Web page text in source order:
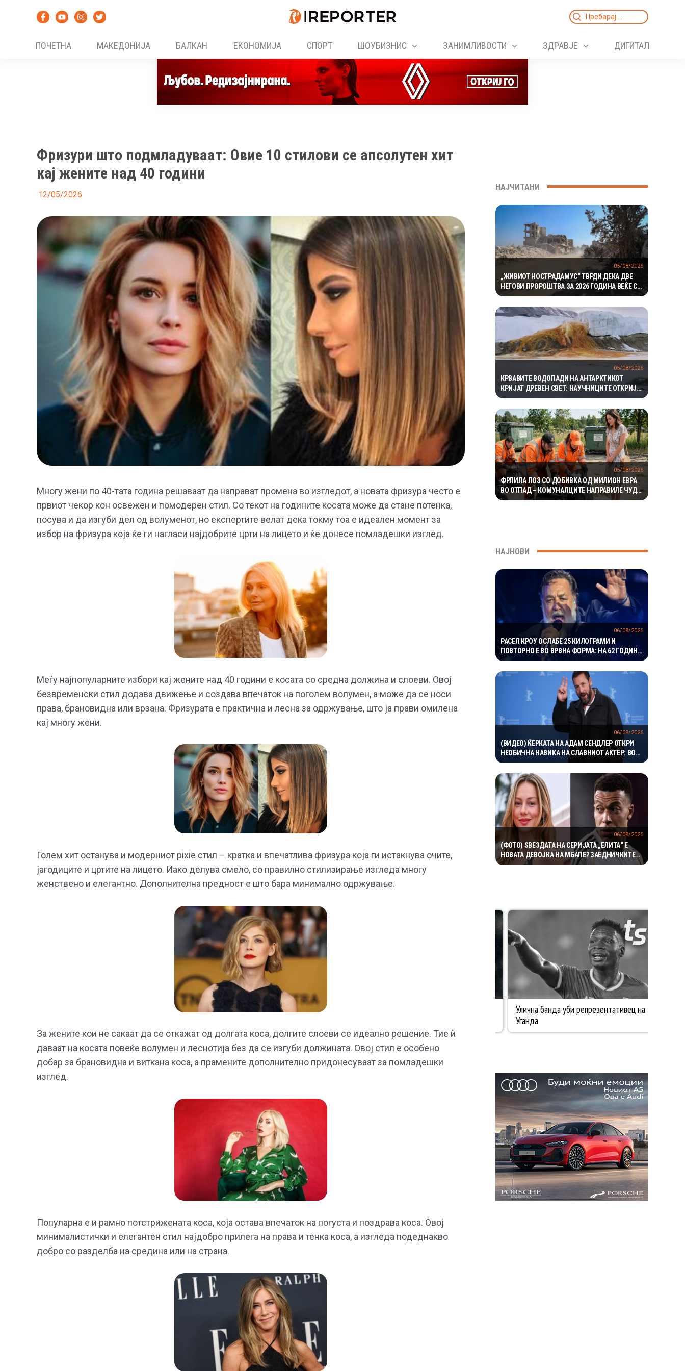
Search
ПОЧЕТНА
МАКЕДОНИЈА БАЛКАН ЕКОНОМИЈА СПОРТ ШОУБИЗНИС ЗАНИМЛИВОСТИ ЗДРАВЈЕ ДИГИТАЛ
Фризури што подмладуваат: Овие 10 стилови се апсолутен хит
кај жените над 40 години
12/05/2026
Многу жени по 40-тата година решаваат да направат промена во изгледот, а новата фризура често е
првиот чекор кон освежен и помодерен стил. Со текот на годините косата може да стане потенка,
посува и да изгуби дел од волуменот, но експертите велат дека токму тоа е идеален момент за
избор на фризура која ќе ги нагласи најдобрите црти на лицето и ќе донесе помладешки изглед.
Меѓу најпопуларните избори кај жените над 40 години е косата со средна должина и слоеви. Овој
безвременски стил додава движење и создава впечаток на поголем волумен, а може да се носи
права, брановидна или врзана. Фризурата е практична и лесна за одржување, што ја прави омилена
кај многу жени.
Голем хит останува и модерниот pixie стил – кратка и впечатлива фризура која ги истакнува очите,
јагодиците и цртите на лицето. Иако делува смело, со правилно стилизирање изгледа многу
женствено и елегантно. Дополнителна предност е што бара минимално одржување.
За жените кои не сакаат да се откажат од долгата коса, долгите слоеви се идеално решение. Тие ѝ
даваат на косата повеќе волумен и леснотија без да се изгуби должината. Овој стил е особено
добар за брановидна и виткана коса, а прамените дополнително придонесуваат за помладешки
изглед.
Популарна е и рамно потстрижената коса, која остава впечаток на погуста и поздрава коса. Овој
минималистички и елегантен стил најдобро прилега на права и тенка коса, а изгледа подеднакво
добро со разделба на средина или на страна.
НАЈЧИТАНИ
„ЖИВИОТ НОСТРАДАМУС“ ТВРДИ ДЕКА ДВЕ
НЕГОВИ ПРОРОШТВА ЗА 2026 ГОДИНА ВЕЌЕ СЕ
ОСТВАРИЛЕ – СЕГА ПРЕДУПРЕДУВА НА ТРЕТО
05/08/2026
КРВАВИТЕ ВОДОПАДИ НА АНТАРКТИКОТ
КРИЈАТ ДРЕВЕН СВЕТ: НАУЧНИЦИТЕ ОТКРИЈА
ЕКОСИСТЕМ ИЗОЛИРАН ПОВЕЌЕ ОД 1,5
МИЛИОНИ ГОДИНИ
05/08/2026
ФРЛИЛА ЛОЗ СО ДОБИВКА ОД МИЛИОН ЕВРА
ВО ОТПАД – КОМУНАЛЦИТЕ НАПРАВИЛЕ ЧУДО
ЗА ДА ГО ПРОНАЈДАТ
05/08/2026
НАЈНОВИ
РАСЕЛ КРОУ ОСЛАБЕ 25 КИЛОГРАМИ И
ПОВТОРНО Е ВО ВРВНА ФОРМА: НА 62 ГОДИНИ
ГО ВООДУШЕВИ ИЗГЛЕДОТ
06/08/2026
(ВИДЕО) ЌЕРКАТА НА АДАМ СЕНДЛЕР ОТКРИ
НЕОБИЧНА НАВИКА НА СЛАВНИОТ АКТЕР: ВО
БАЗЕН ВЛЕГУВА СО ЧОРАПИ, А ПРИЧИНАТА ГИ
НАСМЕА СИТЕ
06/08/2026
(ФОТО) ЅВЕЗДАТА НА СЕРИЈАТА „ЕЛИТА“ Е
НОВАТА ДЕВОЈКА НА МБАПЕ? ЗАЕДНИЧКИТЕ
ФОТОГРАФИИ ГИ РАЗГОРЕА ГЛАСИНИТЕ
06/08/2026